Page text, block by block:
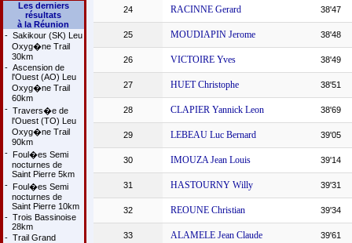
Les derniers
résultats
à la Réunion
- Sakikour (SK) Leu
Oxyg�ne Trail
30km
- Ascension de
l'Ouest (AO) Leu
Oxyg�ne Trail
60km
- Travers�e de
l'Ouest (TO) Leu
Oxyg�ne Trail
90km
- Foul�es Semi
nocturnes de
Saint Pierre 5km
- Foul�es Semi
nocturnes de
Saint Pierre 10km
- Trois Bassinoise
28km
- Trail Grand
24 RACINNE Gerard 38'47
25 MOUDIAPIN Jerome 38'48
26 VICTOIRE Yves 38'49
27 HUET Christophe 38'51
28 CLAPIER Yannick Leon 38'69
29 LEBEAU Luc Bernard 39'05
30 IMOUZA Jean Louis 39'14
31 HASTOURNY Willy 39'31
32 REOUNE Christian 39'34
33 ALAMELE Jean Claude 39'61